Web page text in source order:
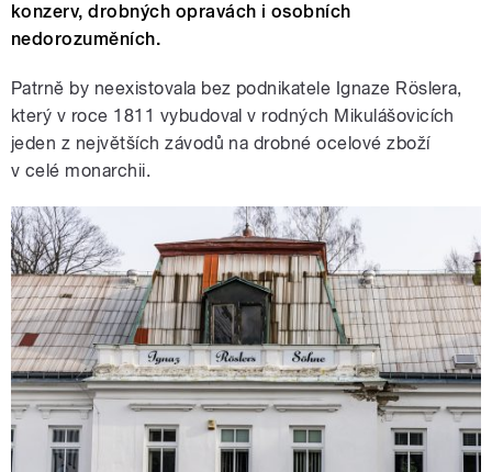
konzerv, drobných opravách i osobních
nedorozuměních.
Patrně by neexistovala bez podnikatele Ignaze Röslera,
který v roce 1811 vybudoval v rodných Mikulášovicích
jeden z největších závodů na drobné ocelové zboží
v celé monarchii.